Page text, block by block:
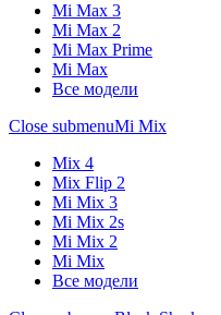
Mi Max 3
Mi Max 2
Mi Max Prime
Mi Max
Все модели
Close submenuMi Mix
Mix 4
Mix Flip 2
Mi Mix 3
Mi Mix 2s
Mi Mix 2
Mi Mix
Все модели